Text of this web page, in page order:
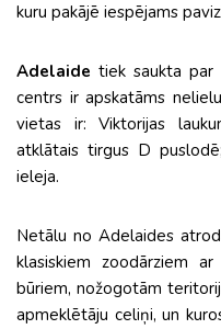
kuru pakājē iespējams
Adelaide tiek saukta
centrs ir apskatāms
vietas ir: Viktorijas
atklātais tirgus D
ieleja.
Netālu no Adelaides
klasiskiem zoodārziem
būriem, nožogotām
apmeklētāju celiņi, un